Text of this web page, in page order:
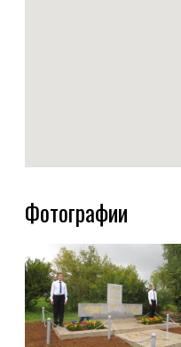
Фотографии